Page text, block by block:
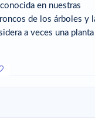
en nuestras
de los árboles y
a veces una planta